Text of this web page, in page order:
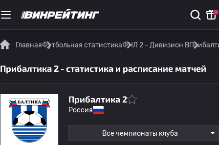
ГлавнаяФутбольная статистикаФНЛ 2 - Дивизион B
Прибалтика 2 - статистика и расписание матчей
Прибалтика 2
Россия
Все чемпионаты клуба